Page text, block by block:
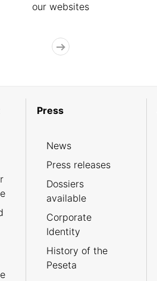
our websites
Press
News
Press releases
Dossiers
available
Corporate
Identity
History of the
Peseta